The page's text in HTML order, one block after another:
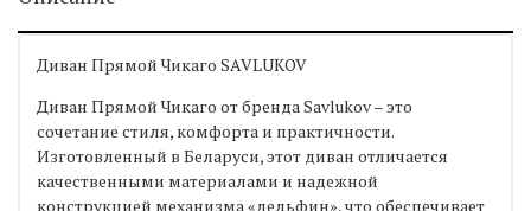
Диван Прямой Чикаго SAVLUKOV
Диван Прямой Чикаго от бренда Savlukov – это
сочетание стиля, комфорта и практичности.
Изготовленный в Беларуси, этот диван отличается
качественными материалами и надежной
конструкцией механизма «дельфин», что обеспечивает